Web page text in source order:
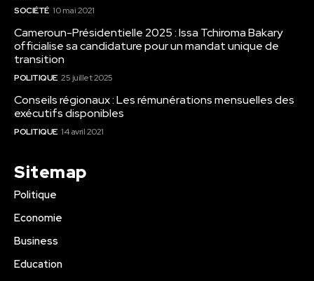
SOCIÉTÉ 10 mai 2021
Cameroun-Présidentielle 2025 : Issa Tchiroma Bakary
officialise sa candidature pour un mandat unique de
transition
POLITIQUE 25 juillet 2025
Conseils régionaux : Les rémunérations mensuelles des
exécutifs disponibles
POLITIQUE 14 avril 2021
Sitemap
Politique
Economie
Business
Education